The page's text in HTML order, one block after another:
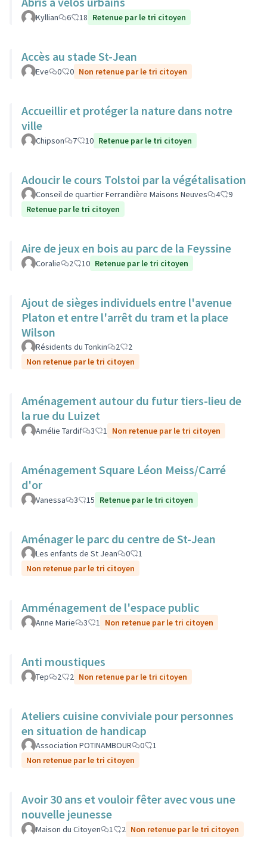
Kyllian 6 18 Retenue par le tri citoyen
Accès au stade St-Jean
Eve 0 0 Non retenue par le tri citoyen
Accueillir et protéger la nature dans notre
ville
Chipson 7 10 Retenue par le tri citoyen
Adoucir le cours Tolstoi par la végétalisation
Conseil de quartier Ferrandière Maisons Neuves 4
9
Retenue par le tri citoyen
Aire de jeux en bois au parc de la Feyssine
Coralie 2 10 Retenue par le tri citoyen
Ajout de sièges individuels entre l'avenue
Platon et entre l'arrêt du tram et la place
Wilson
Résidents du Tonkin 2
2
Non retenue par le tri citoyen
Aménagement autour du futur tiers-lieu de
la rue du Luizet
Amélie Tardif 3 1 Non retenue par le tri citoyen
Aménagement Square Léon Meiss/Carré
d'or
Vanessa 3 15 Retenue par le tri citoyen
Aménager le parc du centre de St-Jean
Les enfants de St Jean 0
1
Non retenue par le tri citoyen
Amménagement de l'espace public
Anne Marie 3 1 Non retenue par le tri citoyen
Anti moustiques
Tep 2 2 Non retenue par le tri citoyen
Ateliers cuisine conviviale pour personnes
en situation de handicap
Association POTINAMBOUR 0
1
Non retenue par le tri citoyen
Avoir 30 ans et vouloir fêter avec vous une
nouvelle jeunesse
Maison du Citoyen 1 2 Non retenue par le tri citoyen